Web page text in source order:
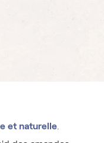
et naturelle